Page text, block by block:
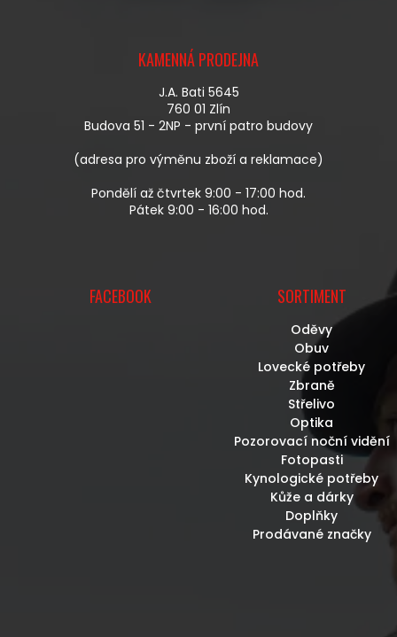
V
K
Y
V
Ý
I
U
KAMENNÁ PRODEJNA
J.A. Bati 5645
760 01 Zlín
Budova 51 - 2NP - první patro budovy
(adresa pro výměnu zboží a reklamace)
Pondělí až čtvrtek 9:00 - 17:00 hod.
Pátek 9:00 - 16:00 hod.
FACEBOOK SORTIMENT
Oděvy
Obuv
Lovecké potřeby
Zbraně
Střelivo
Optika
Pozorovací noční vidění
Fotopasti
Kynologické potřeby
Kůže a dárky
Doplňky
Prodávané značky